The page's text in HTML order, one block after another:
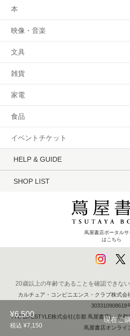
¥6,500
税込 ¥7,150
現在ご
本
映像・音楽
文具
雑貨
家電
食品
イベントチケット
HELP & GUIDE
SHOP LIST
蔦屋書店ポータルサ
はこちら
20歳以上の年齢であることを確認できな
カルチュア・コンビニエンス・クラブ株
303310908618
TTC LIFESTYLE株式会社(京都 蔦屋書店) 京
蔦屋書店オンライ